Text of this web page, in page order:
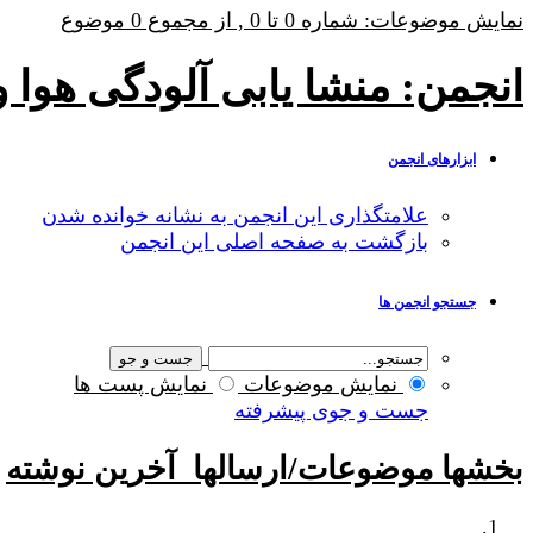
نمایش موضوعات: شماره 0 تا 0 , از مجموع ‍0 موضوع
انجمن: منشا یابی آلودگی
ابزارهای انجمن
علامتگذاری این انجمن به نشانه خوانده شدن
بازگشت به صفحه اصلی این انجمن
جستجو انجمن ها
نمایش موضوعات
نمایش پست ها
جست و جوی پیشرفته
بخشها موضوعات/ارسالها آخرين نوشته